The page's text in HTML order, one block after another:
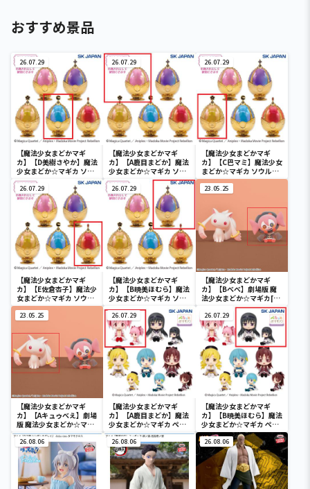
おすすめ景品
26.07.29
【魔法少女まどかマギ
カ】【D美樹さやか】魔法
少女まどか☆マギカ ソウ
ルジェムキャニスター
2(R2)
26.07.29
【魔法少女まどかマギ
カ】【A鹿目まどか】魔法
少女まどか☆マギカ ソウ
ルジェムキャニスター
2(R2)
26.07.29
【魔法少女まどかマギ
カ】【C巴マミ】魔法少女
まどか☆マギカ ソウルジ
ェムキャニスター2(R2)
26.07.29
【魔法少女まどかマギ
カ】【E佐倉杏子】魔法少
女まどか☆マギカ ソウル
ジェムキャニスター2(R2)
26.07.29
【魔法少女まどかマギ
カ】【B暁美ほむら】魔法
少女まどか☆マギカ ソウ
2(R2)
23.05.25
【魔法少女まどかマギ
カ】【Bべべ】劇場版 魔
法少女まどか☆マギカ[新
編]叛逆の物語 Fluffy
Puffy～キュゥべえ＆べべ
～
23.05.25
【魔法少女まどかマギ
カ】【Aキュゥべえ】劇場
版 魔法少女まどか☆マギ
カ[新編]叛逆の物語
Fluffy Puffy～キュゥべ
え＆べべ～
26.07.29
【魔法少女まどかマギ
カ】【A鹿目まどか】魔法
少女まどか☆マギカ ぺた
っとおすわりフィギュア
(R2)
26.07.29
【魔法少女まどかマギ
カ】【B暁美ほむら】魔法
少女まどか☆マギカ ぺた
っとおすわりフィギュア
(R2)
26.08.06 26.08.06 26.08.06